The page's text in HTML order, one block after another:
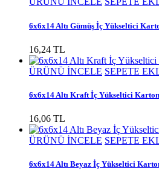
6x6x14 Altı Gümüş İç Yükseltici
16,24 TL
ÜRÜNÜ İNCELE SEPETE
6x6x14 Altı Kraft İç Yükseltici
16,06 TL
ÜRÜNÜ İNCELE SEPETE
6x6x14 Altı Beyaz İç Yükseltici